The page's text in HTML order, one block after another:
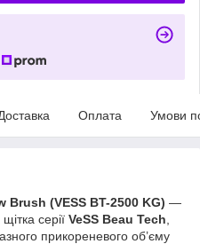
Оплата Умови
Brush (VESS BT-2500 KG) —
серії VeSS Beau Tech
прикореневого об’єму